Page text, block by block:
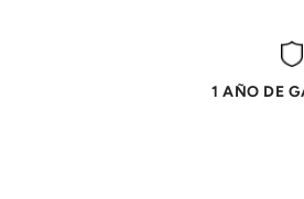
1 AÑO DE